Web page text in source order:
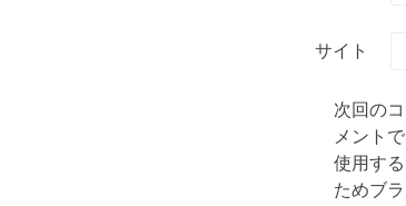
サイト
次回のコ
メントで
使用する
ためブラ